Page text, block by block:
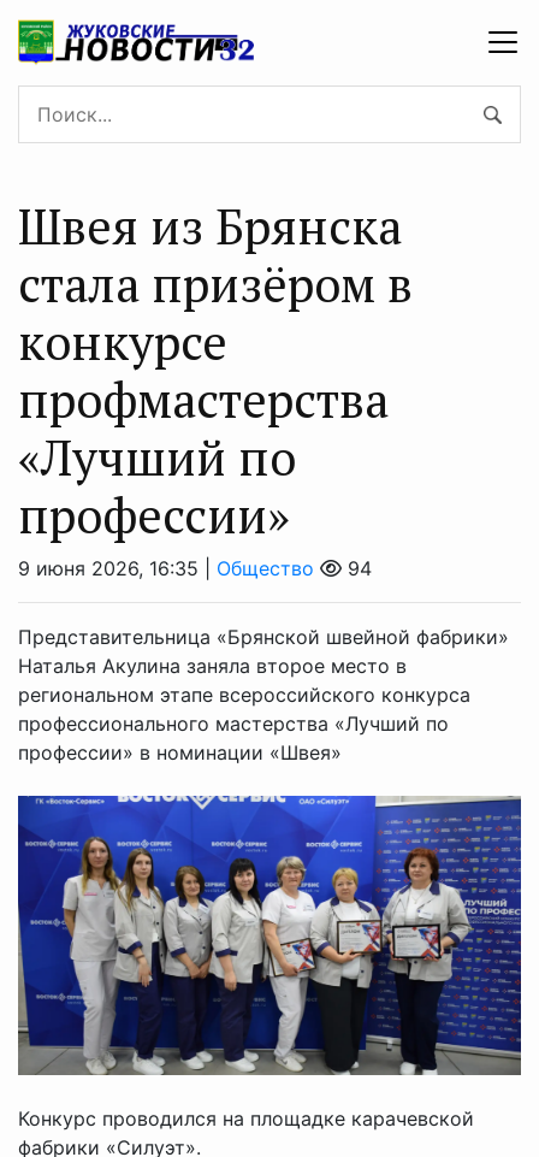
Швея из Брянска
стала призёром в
конкурсе
профмастерства
«Лучший по
профессии»
9 июня 2026, 16:35 | Общество 94
Представительница «Брянской швейной фабрики»
Наталья Акулина заняла второе место в
региональном этапе всероссийского конкурса
профессионального мастерства «Лучший по
профессии» в номинации «Швея»
Конкурс проводился на площадке карачевской
фабрики «Силуэт».